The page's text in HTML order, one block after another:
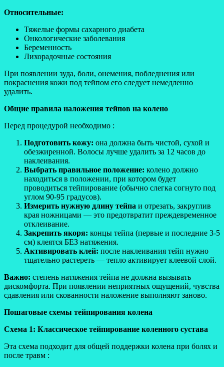
Относительные:
Тяжелые формы сахарного диабета
Онкологические заболевания
Беременность
Лихорадочные состояния
При появлении зуда, боли, онемения, побледнения или
покраснения кожи под тейпом его следует немедленно
удалить.
Общие правила наложения тейпов на колено
Перед процедурой необходимо :
Подготовить кожу: она должна быть чистой, сухой и
обезжиренной. Волосы лучше удалить за 12 часов до
наклеивания.
Выбрать правильное положение: колено должно
находиться в положении, при котором будет
проводиться тейпирование (обычно слегка согнуто под
углом 90-95 градусов).
Измерить нужную длину тейпа и отрезать, закруглив
края ножницами — это предотвратит преждевременное
отклеивание.
Закрепить якоря: концы тейпа (первые и последние 3-5
см) клеятся БЕЗ натяжения.
Активировать клей: после наклеивания тейп нужно
тщательно растереть — тепло активирует клеевой слой.
Важно: степень натяжения тейпа не должна вызывать
дискомфорта. При появлении неприятных ощущений, чувства
сдавления или скованности наложение выполняют заново.
Пошаговые схемы тейпирования колена
Схема 1: Классическое тейпирование коленного сустава
Эта схема подходит для общей поддержки колена при болях и
после травм :